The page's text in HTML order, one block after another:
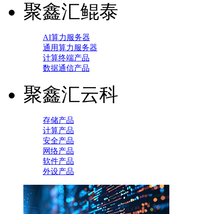
聚鑫汇鲲泰
AI算力服务器
通用算力服务器
计算终端产品
数据通信产品
聚鑫汇云科
存储产品
计算产品
安全产品
网络产品
软件产品
外设产品